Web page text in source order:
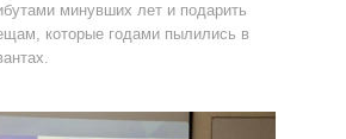
минувших лет и подарить
которые годами пылились в